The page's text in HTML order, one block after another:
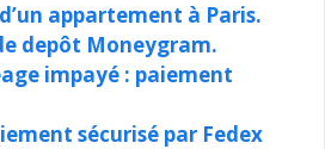
appartement à Paris.
depôt Moneygram.
impayé : paiement
sécurisé par Fedex